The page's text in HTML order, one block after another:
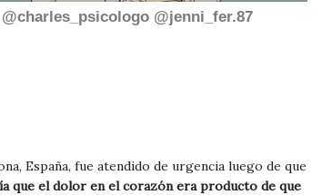
@jenni_fer.87
España, fue atendido de urgencia luego de que
que el dolor en el corazón era producto de que